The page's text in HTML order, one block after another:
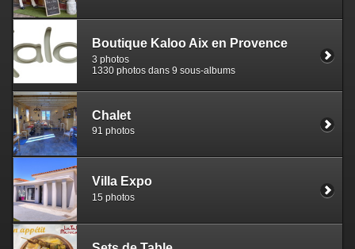
Boutique Kaloo Aix en Provence
3 photos
1330 photos dans 9 sous-albums
Chalet
91 photos
Villa Expo
15 photos